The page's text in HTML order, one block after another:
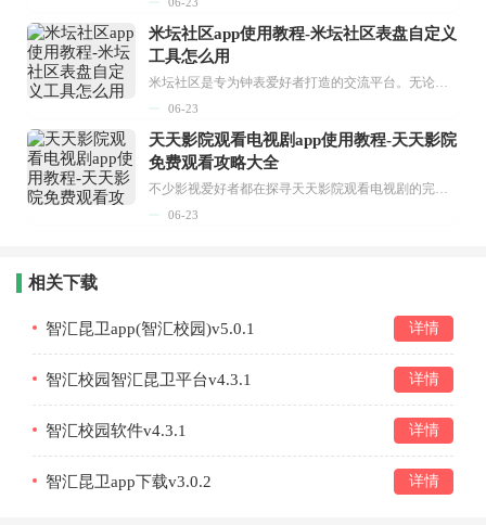
米坛社区app使用教程-米坛社区表盘自定义
工具怎么用
06-23
天天影院观看电视剧app使用教程-天天影院
免费观看攻略大全
06-23
相关下载
智汇昆卫app(智汇校园)v5.0.1 详情
智汇校园智汇昆卫平台v4.3.1 详情
智汇校园软件v4.3.1 详情
智汇昆卫app下载v3.0.2 详情